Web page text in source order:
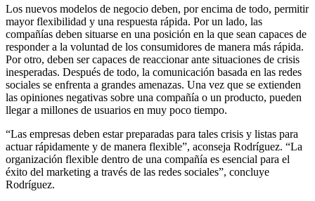
Los nuevos modelos de negocio deben, por encima de todo, permitir
mayor flexibilidad y una respuesta rápida. Por un lado, las
compañías deben situarse en una posición en la que sean capaces de
responder a la voluntad de los consumidores de manera más rápida.
Por otro, deben ser capaces de reaccionar ante situaciones de crisis
inesperadas. Después de todo, la comunicación basada en las redes
sociales se enfrenta a grandes amenazas. Una vez que se extienden
las opiniones negativas sobre una compañía o un producto, pueden
llegar a millones de usuarios en muy poco tiempo.
“Las empresas deben estar preparadas para tales crisis y listas para
actuar rápidamente y de manera flexible”, aconseja Rodríguez. “La
organización flexible dentro de una compañía es esencial para el
éxito del marketing a través de las redes sociales”, concluye
Rodríguez.